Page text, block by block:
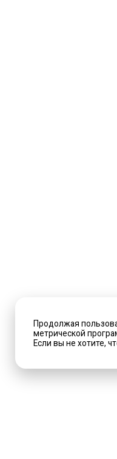
Продолжая
метрической
Если вы не хотите,